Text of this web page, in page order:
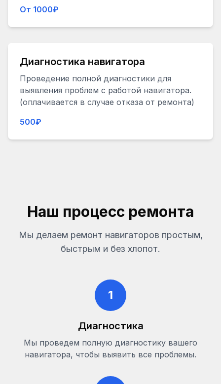
От 1000₽
Диагностика навигатора
Проведение полной диагностики для
выявления проблем с работой навигатора.
(оплачивается в случае отказа от ремонта)
500₽
Наш процесс ремонта
Мы делаем ремонт навигаторов простым,
быстрым и без хлопот.
1
Диагностика
Мы проведем полную диагностику вашего
навигатора, чтобы выявить все проблемы.